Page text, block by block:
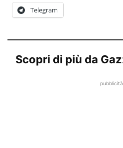
Telegram
Scopri di più da
pubblicità